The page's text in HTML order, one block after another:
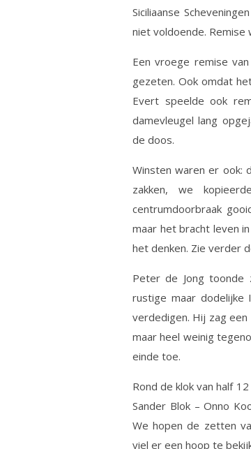
Siciliaanse
niet voldoende. Remise
Een vroege remise
gezeten. Ook omdat
Evert speelde ook
damevleugel lang
de doos.
Winsten waren er ook:
zakken, we
centrumdoorbraak
maar het bracht leven
het denken. Zie verder
Peter de Jong toonde
rustige maar dodelijke
verdedigen. Hij zag
maar heel weinig
einde toe.
Rond de klok van half
Sander Blok – Onno
We hopen de zetten
viel er een hoop te